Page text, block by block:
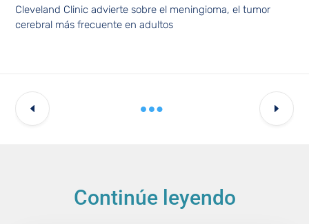
Cleveland Clinic advierte sobre el meningioma, el tumor
cerebral más frecuente en adultos
Continúe leyendo